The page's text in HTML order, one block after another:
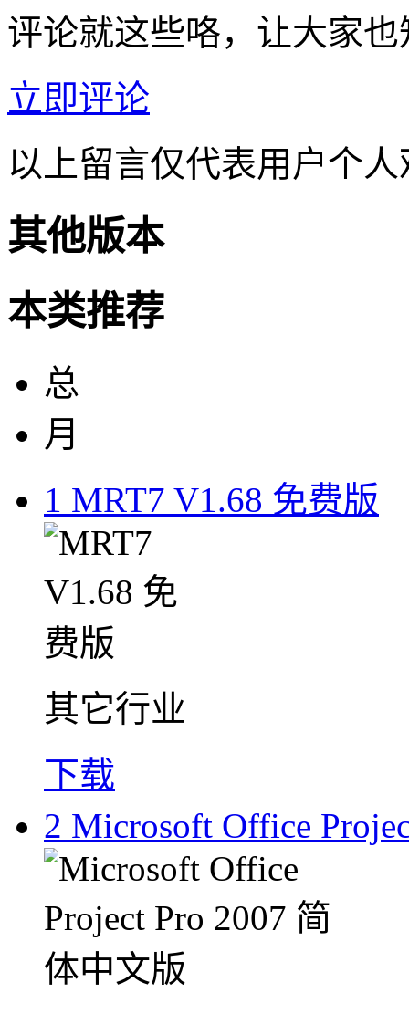
评论就这些咯，让大家
立即评论
以上留言仅代表用户个
其他版本
本类推荐
总
月
1 MRT7 V1.68 免费版
其它行业
下载
2 Microsoft Office